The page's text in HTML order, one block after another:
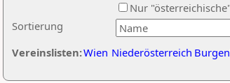
Sortierung
Nur
Vereinslisten:Wien Niederösterreich